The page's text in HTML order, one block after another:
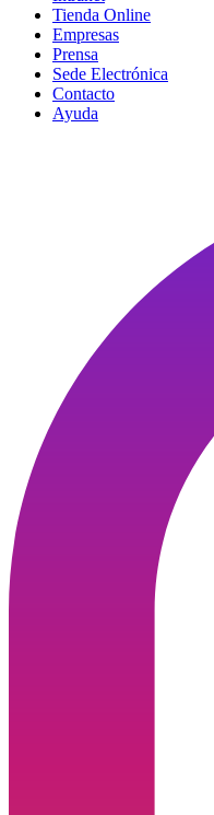
Tienda Online
Empresas
Prensa
Sede Electrónica
Contacto
Ayuda